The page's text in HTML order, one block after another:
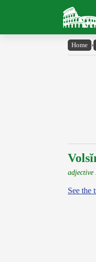
Home ›
adjective
See the